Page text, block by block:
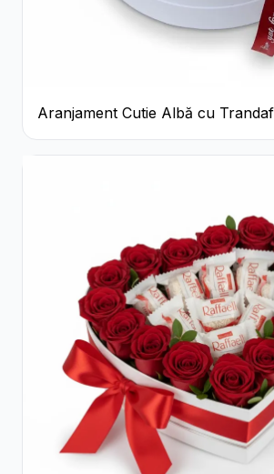
Aranjament Cutie Albă cu
Roșii și Raffaello